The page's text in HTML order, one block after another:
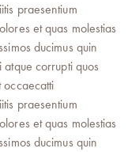
praesentium
et quas molestias
ducimus quin
corrupti quos
occaecatti
praesentium
et quas molestias
ducimus quin